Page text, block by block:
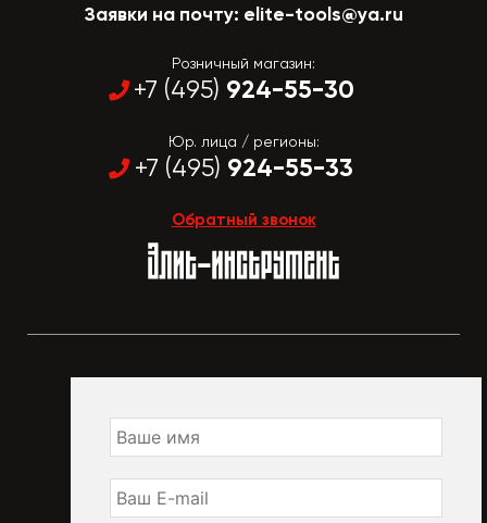
Заявки на почту: elite-tools@ya.ru
Розничный магазин:
+7 (495) 924-55-30
Юр. лица / регионы:
+7 (495) 924-55-33
Обратный звонок